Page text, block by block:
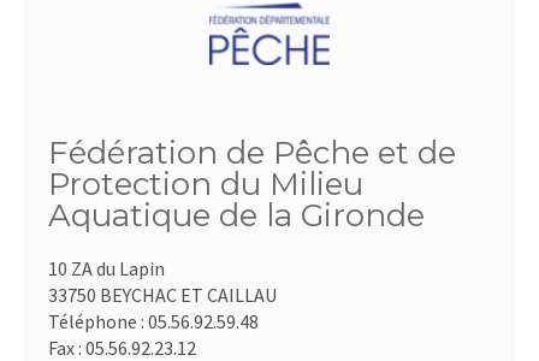
Fédération de Pêche et de
Protection du Milieu
Aquatique de la Gironde
10 ZA du Lapin
33750 BEYCHAC ET CAILLAU
Téléphone : 05.56.92.59.48
Fax : 05.56.92.23.12